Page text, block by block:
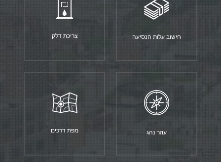
צריכת דלק חישוב עלות הנסיעה
מפת דרכים עוזר נהג